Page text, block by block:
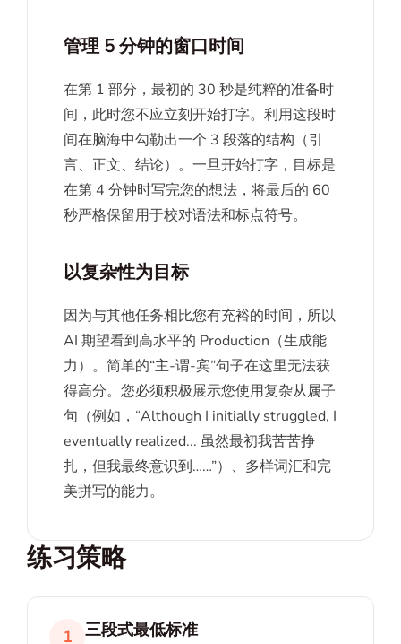
管理 5 分钟的窗口时间
在第 1 部分，最初的 30 秒是纯粹的准备时
间，此时您不应立刻开始打字。利用这段时
间在脑海中勾勒出一个 3 段落的结构（引
言、正文、结论）。一旦开始打字，目标是
在第 4 分钟时写完您的想法，将最后的 60
秒严格保留用于校对语法和标点符号。
以复杂性为目标
因为与其他任务相比您有充裕的时间，所以
AI 期望看到高水平的 Production（生成能
力）。简单的“主-谓-宾”句子在这里无法获
得高分。您必须积极展示您使用复杂从属子
句（例如，“Although I initially struggled, I
eventually realized... 虽然最初我苦苦挣
扎，但我最终意识到……”）、多样词汇和完
美拼写的能力。
练习策略
1 三段式最低标准